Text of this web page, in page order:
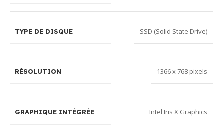
TYPE DE DISQUE SSD (Solid State Drive)
RÉSOLUTION 1366 x 768 pixels
GRAPHIQUE INTÉGRÉE Intel Iris X Graphics